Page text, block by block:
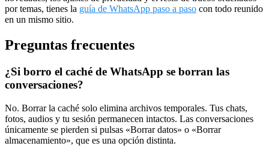
por temas, tienes la guía de WhatsApp paso a paso con todo reunido
en un mismo sitio.
Preguntas frecuentes
¿Si borro el caché de WhatsApp se borran las
conversaciones?
No. Borrar la caché solo elimina archivos temporales. Tus chats,
fotos, audios y tu sesión permanecen intactos. Las conversaciones
únicamente se pierden si pulsas «Borrar datos» o «Borrar
almacenamiento», que es una opción distinta.